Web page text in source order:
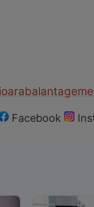
balanta
Facebook